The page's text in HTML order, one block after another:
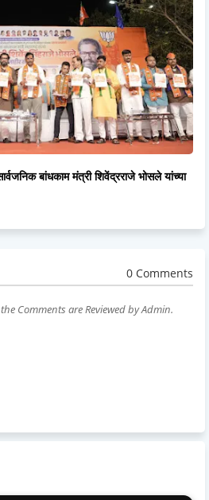
बांधकाम मंत्री शिवेंद्रराजे भोसले यांच्या
0 Comments
Comments are Reviewed by Admin.